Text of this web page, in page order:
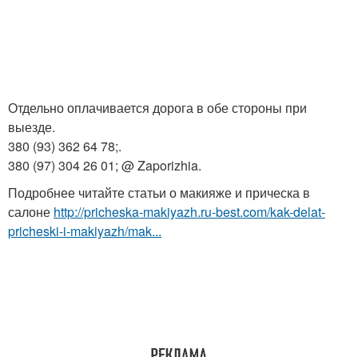
Отдельно оплачивается дорога в обе стороны при
выезде.
380 (93) 362 64 78;.
380 (97) 304 26 01; @ Zaporizhia.
Подробнее читайте статьи о макияже и прическа в
салоне http://pricheska-makiyazh.ru-best.com/kak-delat-
pricheski-i-makiyazh/mak...